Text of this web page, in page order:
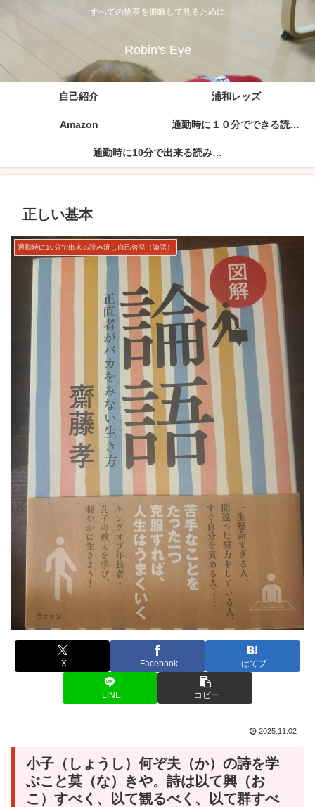
すべての物事を俯瞰して見るために
Robin's Eye
自己紹介 浦和レッズ
Amazon 通勤時に１０分でできる読み流し自己啓発（孫子の兵法）
通勤時に10分で出来る読み流し自己啓発（論語）
正しい基本
通勤時に10分で出来る読み流し自己啓発（論語）
X Facebook はてブ
LINE コピー
2025.11.02
小子（しょうし）何ぞ夫（か）の詩を学
ぶこと莫（な）きや。詩は以て興（お
こ）すべく、以て観るべく、以て群すべ